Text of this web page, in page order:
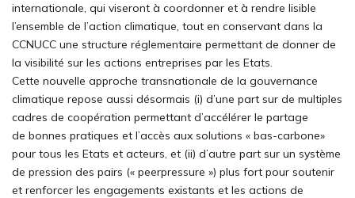
internationale, qui viseront à coordonner et à rendre lisible
l’ensemble de l’action climatique, tout en conservant dans la
CCNUCC une structure réglementaire permettant de donner de
la visibilité sur les actions entreprises par les Etats.
Cette nouvelle approche transnationale de la gouvernance
climatique repose aussi désormais (i) d’une part sur de multiples
cadres de coopération permettant d’accélérer le partage
de bonnes pratiques et l’accès aux solutions « bas-carbone»
pour tous les Etats et acteurs, et (ii) d’autre part sur un système
de pression des pairs (« peerpressure ») plus fort pour soutenir
et renforcer les engagements existants et les actions de